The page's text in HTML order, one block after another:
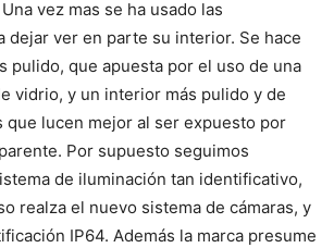
vez mas se ha usado las
dejar ver en parte su interior. Se hace
pulido, que apuesta por el uso de una
vidrio, y un interior más pulido y de
que lucen mejor al ser expuesto por
Por supuesto seguimos
de iluminación tan identificativo,
realza el nuevo sistema de cámaras, y
IP64. Además la marca presume